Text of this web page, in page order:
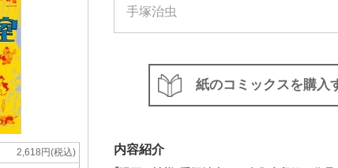
手塚治虫
2,618円(税込)
紙のコミックスを購入
内容紹介